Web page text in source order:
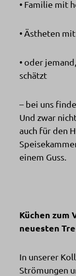
• Familie mit
• Ästheten
• oder
schätzt
– bei uns
Und zwar
auch für den
einem Guss.
Küchen zum
neuesten
In unserer
Strömungen